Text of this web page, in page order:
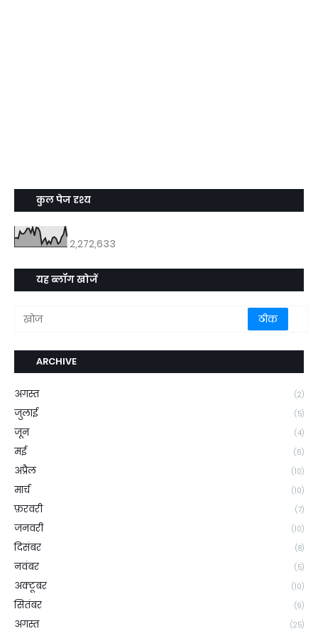
कुल पेज दृश्य
2,272,633
यह ब्लॉग खोजें
ARCHIVE
अगस्त (2)
जुलाई (5)
जून (4)
मई (6)
अप्रैल (10)
मार्च (10)
फ़रवरी (7)
जनवरी (10)
दिसंबर (8)
नवंबर (5)
अक्टूबर (10)
सितंबर (9)
अगस्त (25)